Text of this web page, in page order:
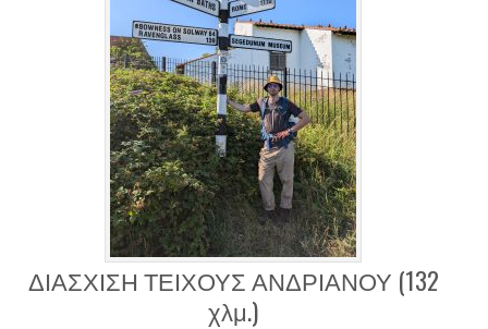
ΔΙΑΣΧΙΣΗ ΤΕΙΧΟΥΣ ΑΝΔΡΙΑΝΟΥ (132
χλμ.)